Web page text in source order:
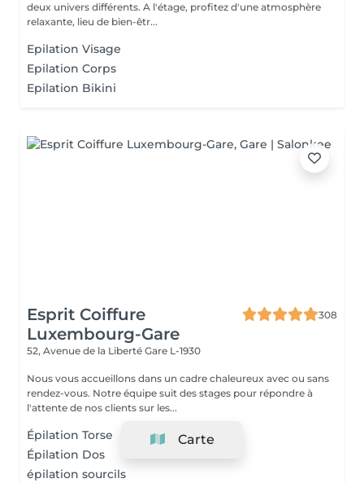
deux univers différents. A l'étage, profitez d'une atmosphère
relaxante, lieu de bien-êtr...
Epilation Visage
Epilation Corps
Epilation Bikini
Esprit Coiffure
Luxembourg-Gare
308
52, Avenue de la Liberté Gare L-1930
Nous vous accueillons dans un cadre chaleureux avec ou sans
rendez-vous. Notre équipe suit des stages pour répondre à
l'attente de nos clients sur les...
Épilation Torse
Épilation Dos
épilation sourcils
Carte